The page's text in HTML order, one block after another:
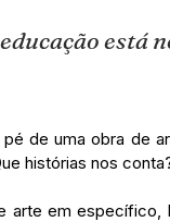
está
de uma obra de
histórias nos
arte em específico,